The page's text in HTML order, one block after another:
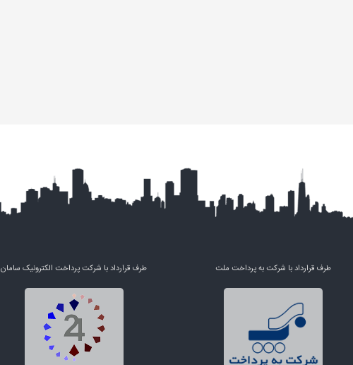
طرف قرارداد با شرکت به پرداخت ملت طرف قرارداد با شرکت پرداخت الکترونیک سامان